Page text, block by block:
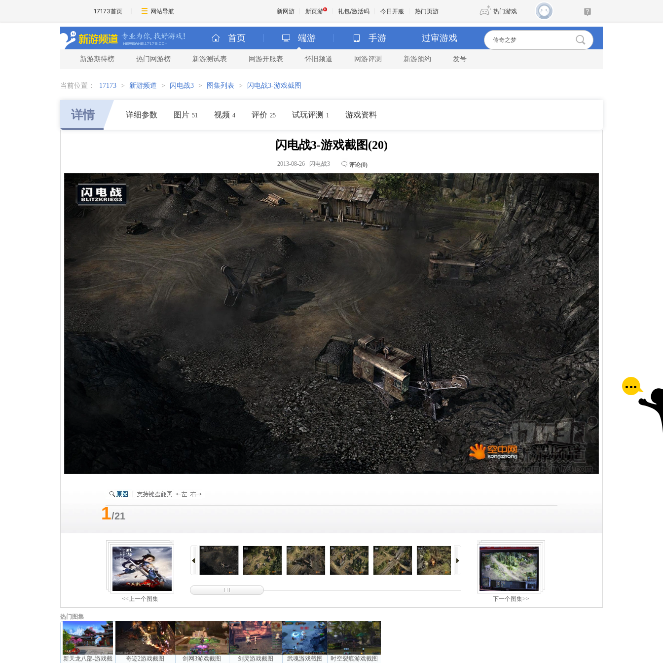
17173首页 网站导航 新网游 新页游 礼包/激活码 今日开服 热门页游 热门游戏
魔兽 DNF
首页 端游 手游 过审游戏
新游期待榜 热门网游榜 新游测试表 网游开服表 怀旧频道 网游评测 新游预约 发号
当前位置： 17173 > 新游频道 > 闪电战3 > 图集列表 > 闪电战3-游戏截图
详情 详细参数 图片 51 视频 4 评价 25 试玩评测 1 游戏资料
闪电战3-游戏截图(20)
评论(0)
2013-08-26 闪电战3
1/21
<<上一个图集 下一个图集>>
热门图集
新天龙八部-游戏截 奇迹2游戏截图 剑网3游戏截图 剑灵游戏截图 武魂游戏截图 时空裂痕游戏截图